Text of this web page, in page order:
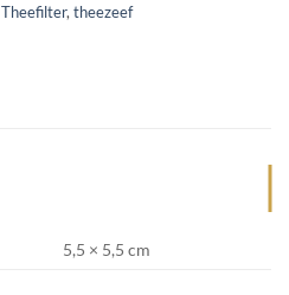
Theefilter, theezeef
5,5 × 5,5 cm